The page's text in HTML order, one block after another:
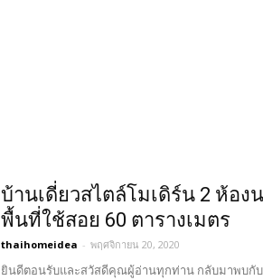
บ้านเดี่ยวสไตล์โมเดิร์น 2 ห้อง
พื้นที่ใช้สอย 60 ตารางเมตร
thaihomeidea - พฤศจิกายน 20, 2020
ยินดีตอนรับและสวัสดีคุณผู้อ่านทุกท่าน กลับมาพบกับ